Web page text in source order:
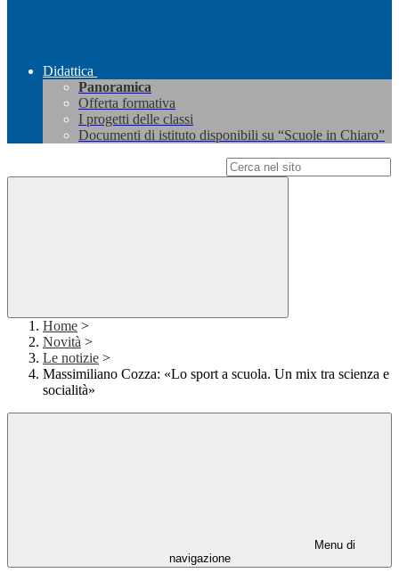
Didattica
Panoramica
Offerta formativa
I progetti delle classi
Documenti di istituto disponibili su “Scuole in Chiaro”
Home >
Novità >
Le notizie >
Massimiliano Cozza: «Lo sport a scuola. Un mix tra scienza e
socialità»
Menu di
navigazione